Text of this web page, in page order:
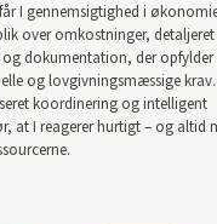
I gennemsigtighed i
over omkostninger, detaljeret
og dokumentation, der opfylder
og lovgivningsmæssige krav.
koordinering og intelligent
at I reagerer hurtigt – og altid